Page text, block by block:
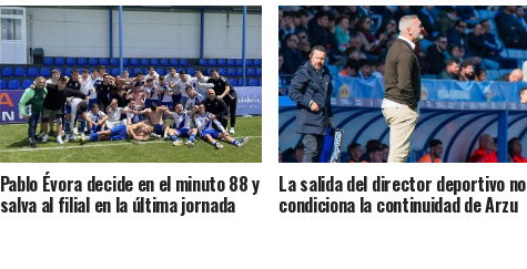
Pablo Évora decide en el minuto 88 y
salva al filial en la última jornada
La salida del director deportivo no
condiciona la continuidad de Arzu